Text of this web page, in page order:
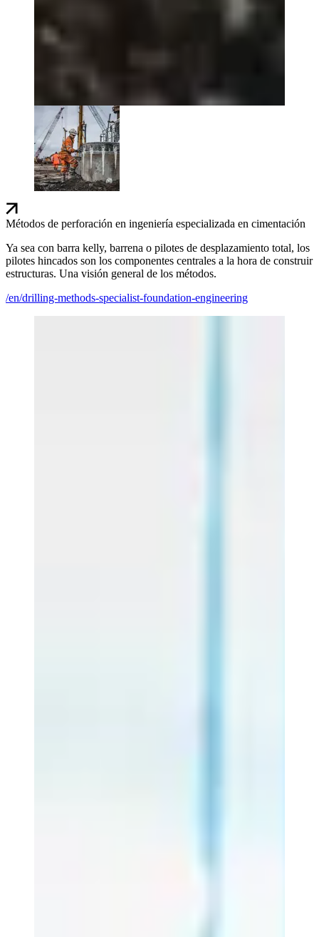
Métodos de perforación en ingeniería especializada en cimentación
Ya sea con barra kelly, barrena o pilotes de desplazamiento total, los
pilotes hincados son los componentes centrales a la hora de construir
estructuras. Una visión general de los métodos.
/en/drilling-methods-specialist-foundation-engineering